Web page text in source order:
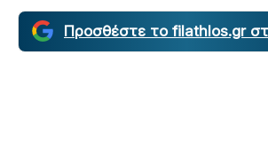
Προσθέστε το filathlos.gr